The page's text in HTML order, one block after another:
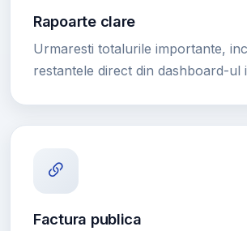
Rapoarte clare
Urmaresti totalurile importante,
restantele direct din dashboard-ul
Factura publica